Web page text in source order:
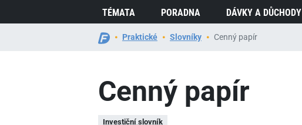
TÉMATA PORADNA DÁVKY A DŮCHODY
Praktické Slovníky Cenný papír
Cenný papír
Investiční slovník